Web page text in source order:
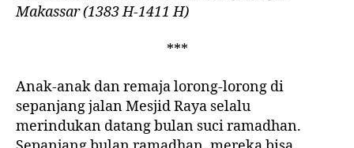
o
A
k
I
n
Makassar (1383 H-1411 H)
***
Anak-anak dan remaja lorong-lorong di
sepanjang jalan Mesjid Raya selalu
merindukan datang bulan suci ramadhan.